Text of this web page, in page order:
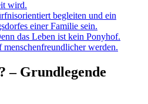
wird.
begleiten und ein
einer Familie sein.
das Leben ist kein Ponyhof.
werden.
– Grundlegende